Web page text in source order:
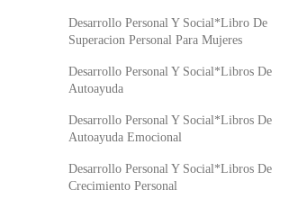
Desarrollo Personal Y Social*Libro De
Superacion Personal Para Mujeres
Desarrollo Personal Y Social*Libros De
Autoayuda
Desarrollo Personal Y Social*Libros De
Autoayuda Emocional
Desarrollo Personal Y Social*Libros De
Crecimiento Personal